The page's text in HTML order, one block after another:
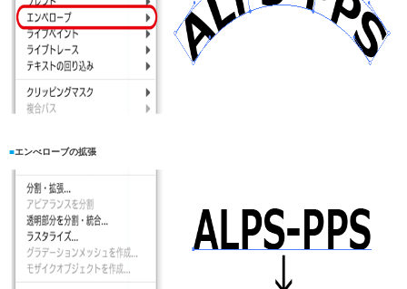
■エンべローブの拡張